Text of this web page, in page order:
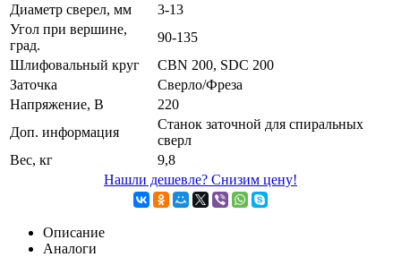
Диаметр сверел, мм
3-13
Угол при вершине,
град.
90-135
Шлифовальный круг
CBN 200, SDC 200
Заточка
Сверло/Фреза
Напряжение, В
220
Доп. информация
Станок заточной для спиральных
сверл
Вес, кг
9,8
Нашли дешевле? Снизим цену!
Описание
Аналоги